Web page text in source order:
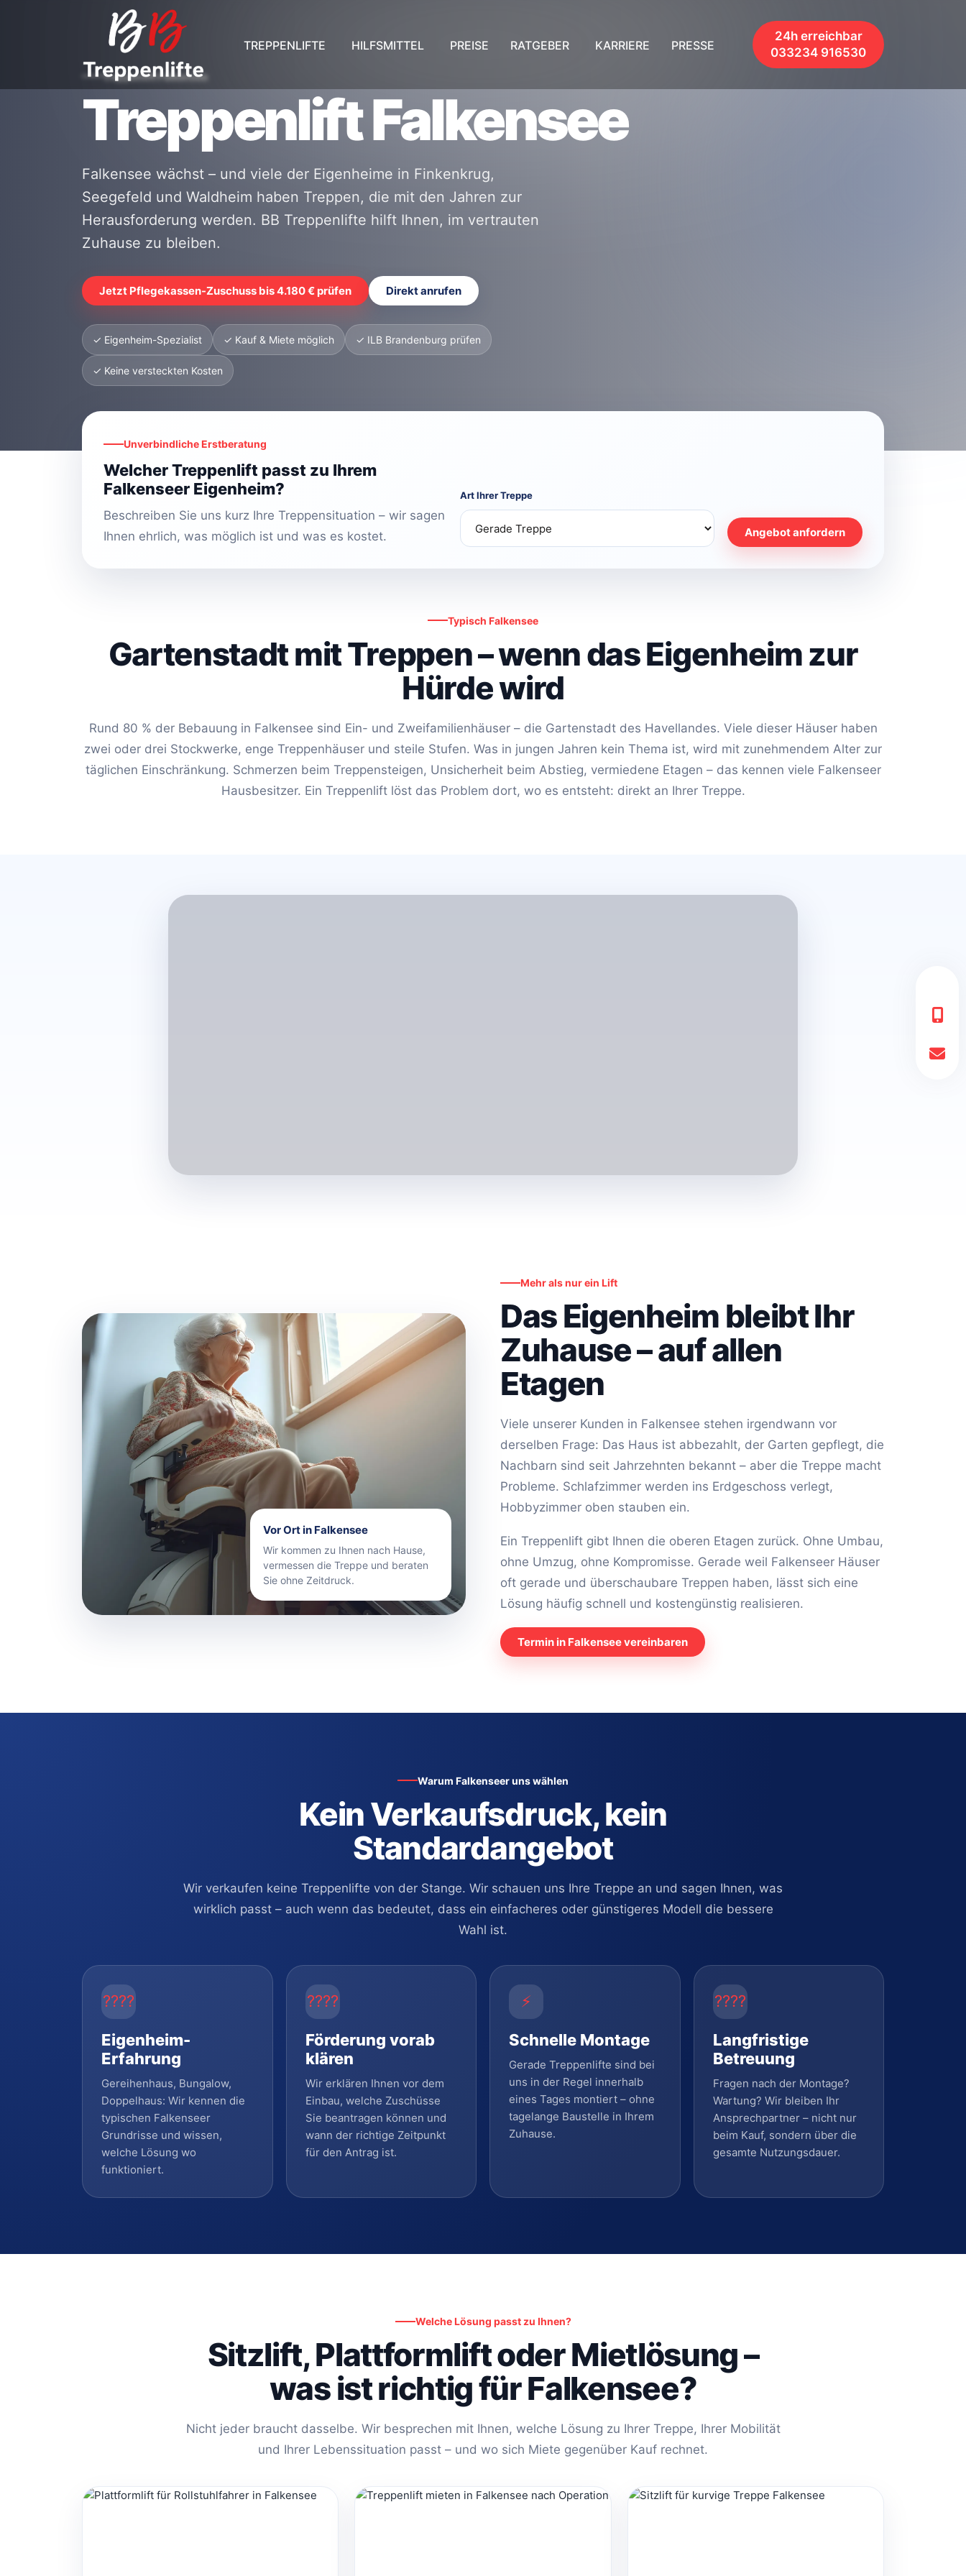
TREPPENLIFTE HILFSMITTEL PREISE RATGEBER KARRIERE PRESSE
24h erreichbar
033234 916530
Treppenlift Falkensee
Treppenlift Falkensee
Falkensee wächst – und viele der Eigenheime in Finkenkrug,
Seegefeld und Waldheim haben Treppen, die mit den Jahren zur
Herausforderung werden. BB Treppenlifte hilft Ihnen, im vertrauten
Zuhause zu bleiben.
Jetzt Pflegekassen-Zuschuss bis 4.180 € prüfen Direkt anrufen
✓ Eigenheim-Spezialist ✓ Kauf & Miete möglich ✓ ILB Brandenburg prüfen
✓ Keine versteckten Kosten
Unverbindliche Erstberatung
Welcher Treppenlift passt zu Ihrem
Falkenseer Eigenheim?
Beschreiben Sie uns kurz Ihre Treppensituation – wir sagen
Ihnen ehrlich, was möglich ist und was es kostet.
Art Ihrer Treppe
Angebot anfordern
Typisch Falkensee
Gartenstadt mit Treppen – wenn das Eigenheim zur
Hürde wird
Rund 80 % der Bebauung in Falkensee sind Ein- und Zweifamilienhäuser – die Gartenstadt des Havellandes. Viele dieser Häuser haben
zwei oder drei Stockwerke, enge Treppenhäuser und steile Stufen. Was in jungen Jahren kein Thema ist, wird mit zunehmendem Alter zur
täglichen Einschränkung. Schmerzen beim Treppensteigen, Unsicherheit beim Abstieg, vermiedene Etagen – das kennen viele Falkenseer
Hausbesitzer. Ein Treppenlift löst das Problem dort, wo es entsteht: direkt an Ihrer Treppe.
Vor Ort in Falkensee
Wir kommen zu Ihnen nach Hause,
vermessen die Treppe und beraten
Sie ohne Zeitdruck.
Mehr als nur ein Lift
Das Eigenheim bleibt Ihr
Zuhause – auf allen
Etagen
Viele unserer Kunden in Falkensee stehen irgendwann vor
derselben Frage: Das Haus ist abbezahlt, der Garten gepflegt, die
Nachbarn sind seit Jahrzehnten bekannt – aber die Treppe macht
Probleme. Schlafzimmer werden ins Erdgeschoss verlegt,
Hobbyzimmer oben stauben ein.
Ein Treppenlift gibt Ihnen die oberen Etagen zurück. Ohne Umbau,
ohne Umzug, ohne Kompromisse. Gerade weil Falkenseer Häuser
oft gerade und überschaubare Treppen haben, lässt sich eine
Lösung häufig schnell und kostengünstig realisieren.
Termin in Falkensee vereinbaren
Warum Falkenseer uns wählen
Kein Verkaufsdruck, kein
Standardangebot
Wir verkaufen keine Treppenlifte von der Stange. Wir schauen uns Ihre Treppe an und sagen Ihnen, was
wirklich passt – auch wenn das bedeutet, dass ein einfacheres oder günstigeres Modell die bessere
Wahl ist.
????
Eigenheim-
Erfahrung
Gereihenhaus, Bungalow,
Doppelhaus: Wir kennen die
typischen Falkenseer
Grundrisse und wissen,
welche Lösung wo
funktioniert.
????
Förderung vorab
klären
Wir erklären Ihnen vor dem
Einbau, welche Zuschüsse
Sie beantragen können und
wann der richtige Zeitpunkt
für den Antrag ist.
⚡
Schnelle Montage
Gerade Treppenlifte sind bei
uns in der Regel innerhalb
eines Tages montiert – ohne
tagelange Baustelle in Ihrem
Zuhause.
????
Langfristige
Betreuung
Fragen nach der Montage?
Wartung? Wir bleiben Ihr
Ansprechpartner – nicht nur
beim Kauf, sondern über die
gesamte Nutzungsdauer.
Welche Lösung passt zu Ihnen?
Sitzlift, Plattformlift oder Mietlösung –
was ist richtig für Falkensee?
Nicht jeder braucht dasselbe. Wir besprechen mit Ihnen, welche Lösung zu Ihrer Treppe, Ihrer Mobilität
und Ihrer Lebenssituation passt – und wo sich Miete gegenüber Kauf rechnet.